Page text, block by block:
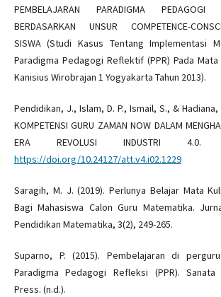
PEMBELAJARAN PARADIGMA PEDAGOGI
BERDASARKAN UNSUR COMPETENCE-
SISWA (Studi Kasus Tentang Implementasi
Paradigma Pedagogi Reflektif (PPR) Pada Mata
Kanisius Wirobrajan 1 Yogyakarta Tahun 2013).
Pendidikan, J., Islam, D. P., Ismail, S., & Hadiana,
KOMPETENSI GURU ZAMAN NOW DALAM
ERA REVOLUSI INDUSTRI 4.0.
https://doi.org/10.24127/att.v4.i02.1229
Saragih, M. J. (2019). Perlunya Belajar Mata
Bagi Mahasiswa Calon Guru Matematika.
Pendidikan Matematika, 3(2), 249-265.
Suparno, P. (2015). Pembelajaran di
Paradigma Pedagogi Refleksi (PPR). Sanata
Press. (n.d.).